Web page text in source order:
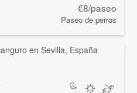
€8/paseo
Paseo de perros